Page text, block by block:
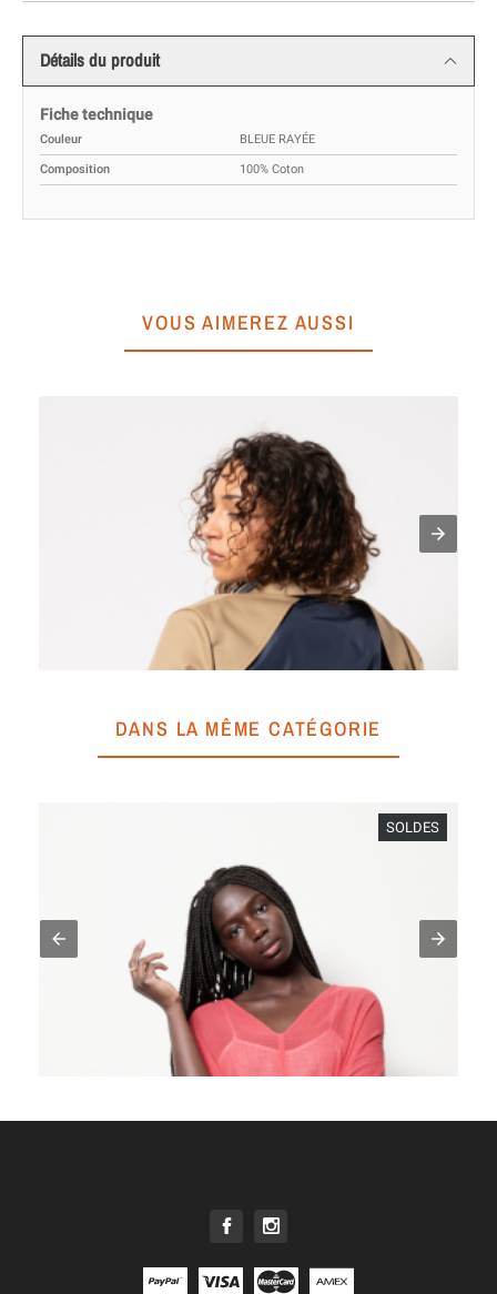
Détails du produit
Fiche technique
Couleur BLEUE RAYÉE
Composition 100% Coton
VOUS AIMEREZ AUSSI
DANS LA MÊME CATÉGORIE
SOLDES